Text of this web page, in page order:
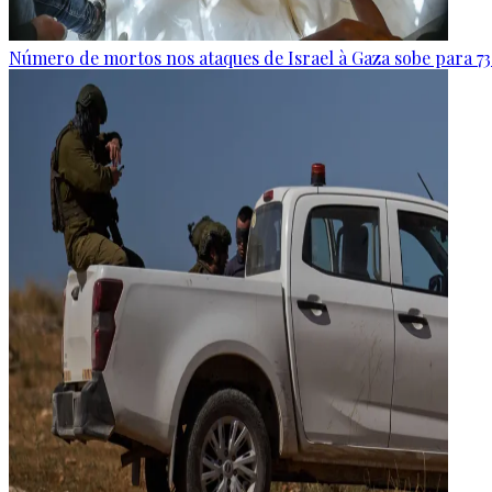
Número de mortos nos ataques de Israel à Gaza sobe para